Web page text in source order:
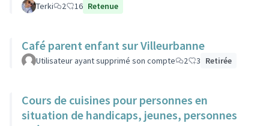
Terki 2 16 Retenue
Café parent enfant sur Villeurbanne
Utilisateur ayant supprimé son compte 2 3 Retirée
Cours de cuisines pour personnes en
situation de handicaps, jeunes, personnes